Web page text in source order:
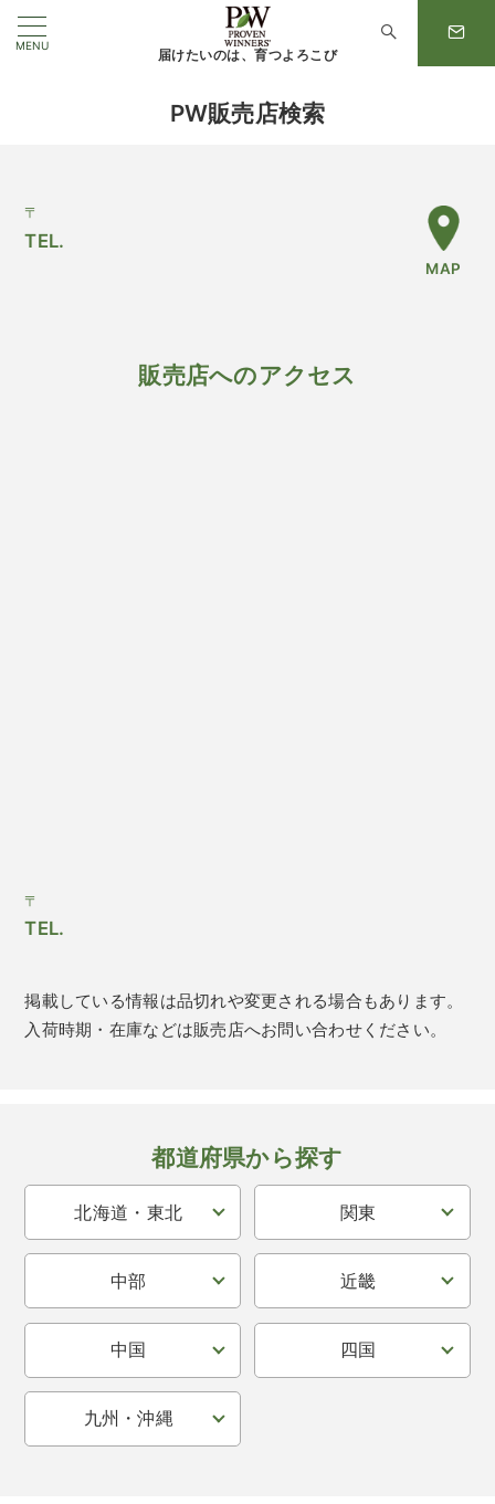
MENU
届けたいのは、育つよろこび
PW販売店検索
〒
TEL.
MAP
販売店へのアクセス
〒
TEL.
掲載している情報は品切れや変更される場合もあります。
入荷時期・在庫などは販売店へお問い合わせください。
都道府県から探す
北海道・東北 関東
中部 近畿
中国 四国
九州・沖縄